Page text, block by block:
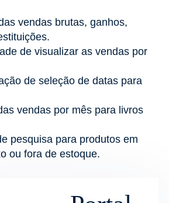
vendas brutas, ganhos,
de visualizar as vendas por
de seleção de datas para
vendas por mês para livros
pesquisa para produtos em
ou fora de estoque.